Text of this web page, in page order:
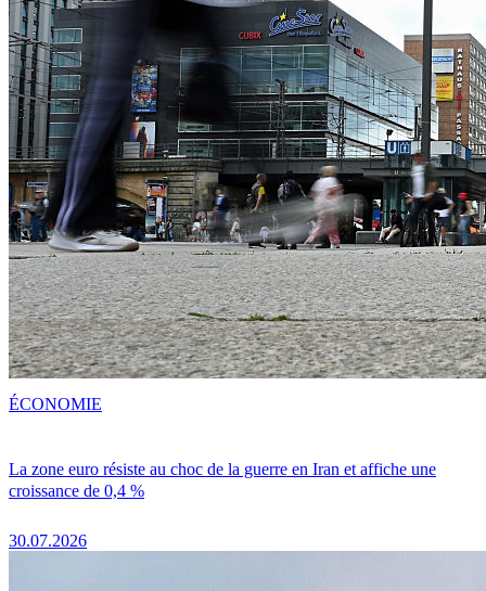
La zone euro résiste au choc de la guerre en Iran et affiche une
croissance de 0,4 %
30.07.2026
ÉCONOMIE